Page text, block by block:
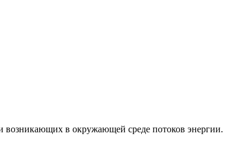
возникающих в окружающей среде потоков энергии.